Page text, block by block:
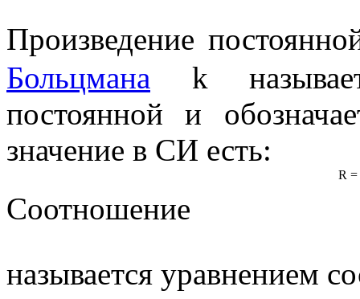
Произведение
Больцмана
k
постоянной и
значение в СИ есть:
R =
Соотношение
называется уравнением